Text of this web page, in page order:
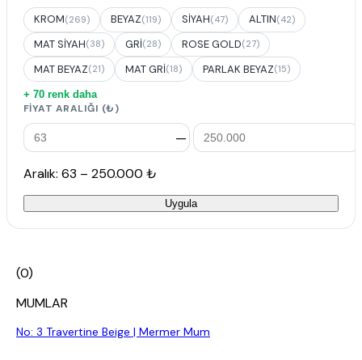
KROM(269) BEYAZ(119) SİYAH(47) ALTIN(42)
MAT SİYAH(38) GRİ(28) ROSE GOLD(27)
MAT BEYAZ(21) MAT GRİ(18) PARLAK BEYAZ(15)
+ 70 renk daha
FIYAT ARALIĞI (₺)
—
Aralık: 63 – 250.000 ₺
Uygula
(0)
MUMLAR
No: 3 Travertine Beige | Mermer Mum